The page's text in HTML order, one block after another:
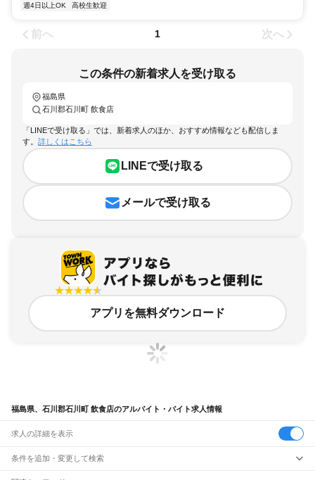
週4日以上OK
高校生歓迎
前へ 1 次へ
この条件の新着求人を受け取る
福島県
石川郡石川町 飲食店
「LINEで受け取る」では、新着求人のほか、おすすめ情報なども配信しま
す。 詳しくはこちら
LINEで受け取る
メールで受け取る
アプリを無料ダウンロード
福島県、石川郡石川町 飲食店のアルバイト・バイト求人情報
求人の詳細を表示
条件を追加・変更して検索